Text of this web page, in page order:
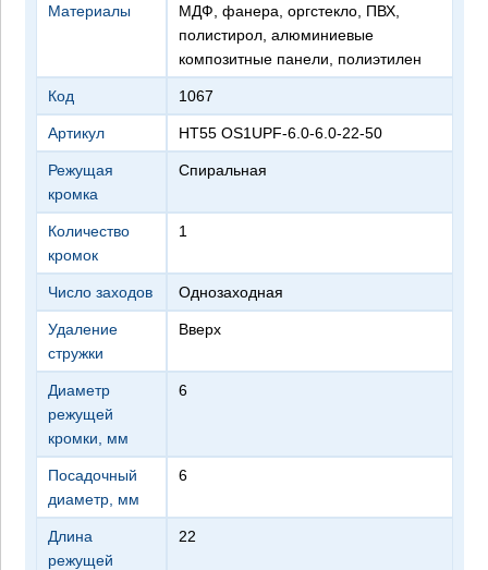
Материалы
МДФ, фанера, оргстекло, ПВХ,
полистирол, алюминиевые
композитные панели, полиэтилен
Код 1067
Артикул HT55 OS1UPF-6.0-6.0-22-50
Режущая
кромка
спиральная
Количество
кромок
1
Число заходов однозаходная
Удаление
стружки
вверх
Диаметр
режущей
кромки, мм
6
Посадочный
диаметр, мм
6
Длина
режущей
22